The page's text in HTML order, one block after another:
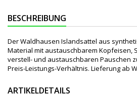
BESCHREIBUNG
Der Waldhausen Islandsattel aus
Material mit austauschbarem Kopfeisen,
verstell- und austauschbaren Pauschen
Preis-Leistungs-Verhältnis. Lieferung ab
ARTIKELDETAILS